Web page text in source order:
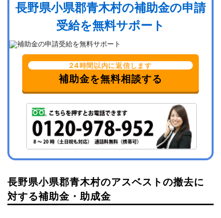
長野県小県郡青木村の補助金の申請
受給を無料サポート
24時間以内に返信します
補助金を無料相談する
長野県小県郡青木村のアスベストの撤去に
対する補助金・助成金